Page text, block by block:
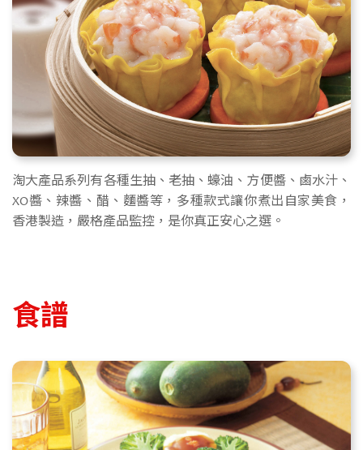
淘大產品系列有各種生抽、老抽、蠔油、方便醬、鹵水汁、
XO醬、辣醬、醋、麵醬等，多種款式讓你煮出自家美食，
香港製造，嚴格產品監控，是你真正安心之選。
食譜